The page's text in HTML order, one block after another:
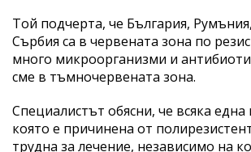
Той подчерта, че България,
Сърбия са в червената зона по
много микроорганизми и
сме в тъмночервената зона.
Специалистът обясни, че всяка
която е причинена от
трудна за лечение, независимо на